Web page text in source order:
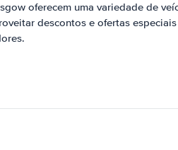
oferecem uma variedade de
descontos e ofertas